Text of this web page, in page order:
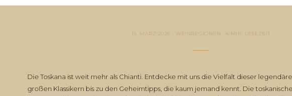
15. MÄRZ 2026 · WEINREGIONEN · 4 MIN. LESEZEIT
Die Toskana ist weit mehr als Chianti. Entdecke mit uns die Vielfalt dieser
großen Klassikern bis zu den Geheimtipps, die kaum jemand kennt. Die